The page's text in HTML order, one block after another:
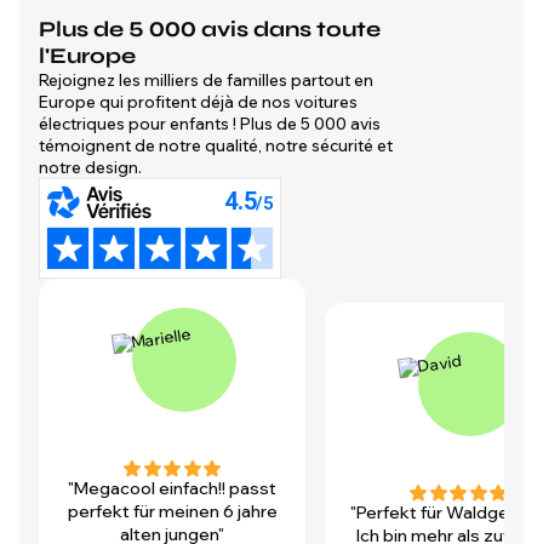
Plus de 5 000 avis dans toute
l'Europe
Rejoignez les milliers de familles partout en
Europe qui profitent déjà de nos voitures
électriques pour enfants ! Plus de 5 000 avis
témoignent de notre qualité, notre sécurité et
notre design.
"Megacool einfach!! passt
perfekt für meinen 6 jahre
alten jungen"
"Perfekt für
Ich bin mehr als